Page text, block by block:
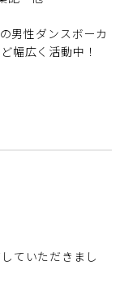
男性ダンスボーカ
幅広く活動中！
ていただきまし